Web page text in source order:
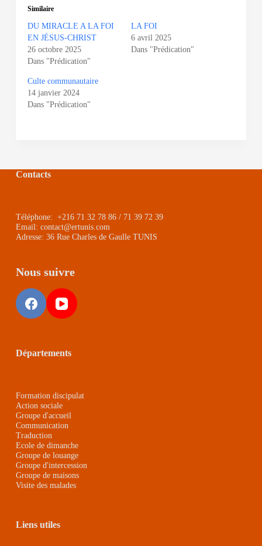
Similaire
DU MIRACLE A LA FOI
EN JÉSUS-CHRIST
26 octobre 2025
Dans "Prédication"
LA FOI
6 avril 2025
Dans "Prédication"
Culte communautaire
14 janvier 2024
Dans "Prédication"
Contacts
Téléphone: +216 71 32 78 86 / 71 39 72 39
Email: contact@ertunis.com
Adresse: 36 Rue Charles de Gaulle TUNIS
Nous suivre
Départements
Formation discipulat
Action sociale
Groupe d'accueil
Communication
Traduction
Ecole de dimanche
Groupe de louange
Groupe d'intercession
Groupe de maisons
Visite des malades
Liens utiles